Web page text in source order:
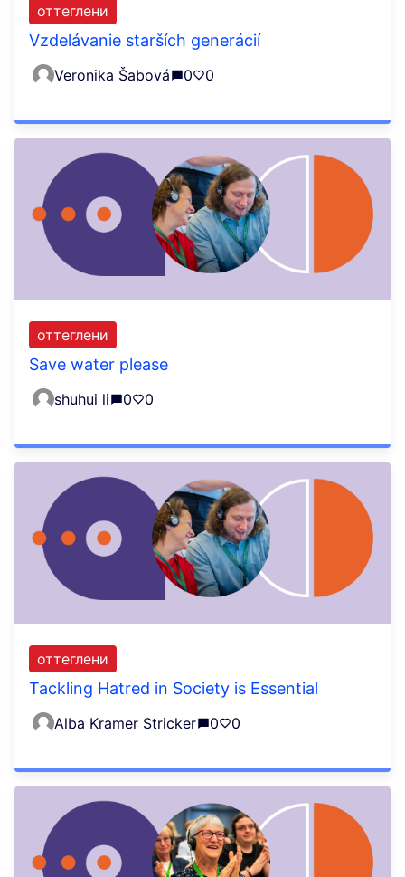
Vzdelávanie starších generácií
оттеглени
Veronika Šabová 0 0
Save water please
оттеглени
shuhui li 0 0
Tackling Hatred in Society is Essential
оттеглени
Alba Kramer Stricker 0 0